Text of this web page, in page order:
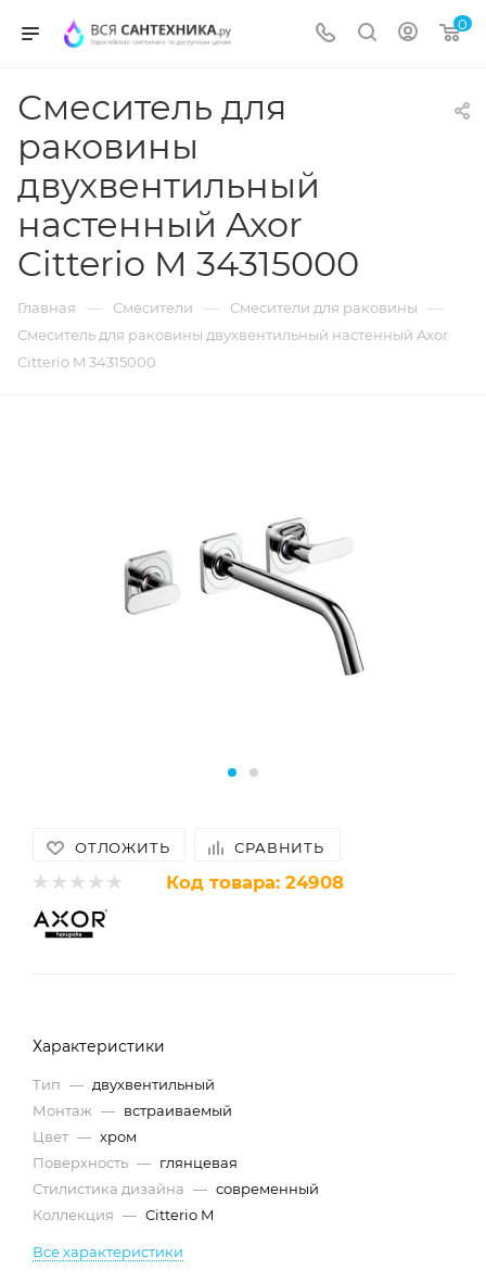
0
Смеситель для
раковины
двухвентильный
настенный Axor
Citterio M 34315000
Главная — Смесители — Смесители для раковины —
Смеситель для раковины двухвентильный настенный Axor
Citterio M 34315000
ОТЛОЖИТЬ СРАВНИТЬ
Код товара: 24908
Характеристики
Тип — двухвентильный
Монтаж — встраиваемый
Цвет — хром
Поверхность — глянцевая
Стилистика дизайна — современный
Коллекция — Citterio M
Все характеристики